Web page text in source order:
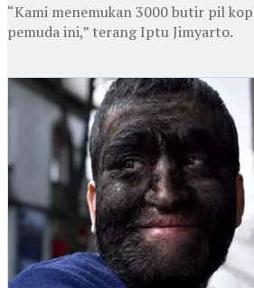
“Kami menemukan 3000 butir pil
pemuda ini,” terang Iptu Jimyarto.